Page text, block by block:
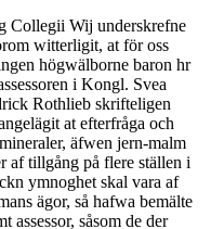
Collegii Wij underskrefne
witterligit, at för oss
högwälborne baron hr
i Kongl. Svea
Rothlieb skrifteligen
at efterfråga och
äfwen jern-malm
af tillgång på flere ställen i
ymnoghet skal vara af
ägor, så hafwa bemälte
assessor, såsom de der